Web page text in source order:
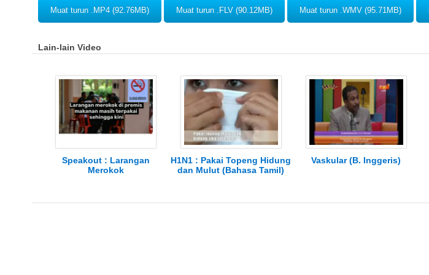
Muat turun .MP4 (92.76MB) Muat turun .FLV (90.12MB) Muat turun .WMV (95.71MB)
Lain-lain Video
Speakout : Larangan
Merokok
H1N1 : Pakai Topeng Hidung
dan Mulut (Bahasa Tamil)
Vaskular (B. Inggeris)